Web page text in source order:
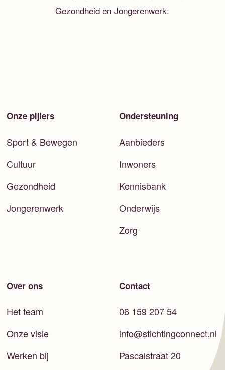
Gezondheid en Jongerenwerk.
Onze pijlers
Sport & Bewegen
Cultuur
Gezondheid
Jongerenwerk
Ondersteuning
Aanbieders
Inwoners
Kennisbank
Onderwijs
Zorg
Over ons
Het team
Onze visie
Werken bij
Contact
06 159 207 54
info@stichtingconnect.nl
Pascalstraat 20